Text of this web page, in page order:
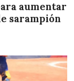
aumentar
sarampión